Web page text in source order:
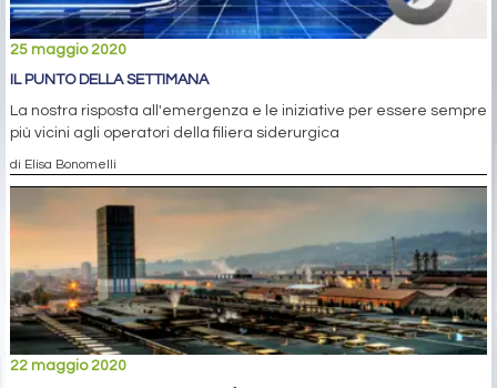
25 maggio 2020
IL PUNTO DELLA SETTIMANA
La nostra risposta all'emergenza e le iniziative per essere sempre
più vicini agli operatori della filiera siderurgica
di Elisa Bonomelli
22 maggio 2020